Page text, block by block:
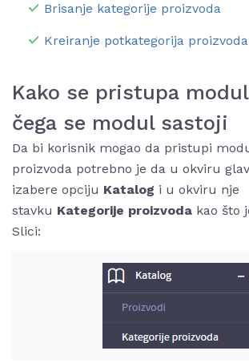
Brisanje kategorije proizvoda
Kreiranje potkategorija proizvoda
Kako se pristupa
čega se modul sastoji
Da bi korisnik mogao da pristupi
proizvoda potrebno je da u okviru
izabere opciju Katalog i u okviru nje
stavku Kategorije proizvoda kao što
Slici: